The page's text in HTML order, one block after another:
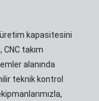
kapasitesini
takım
alanında
teknik kontrol